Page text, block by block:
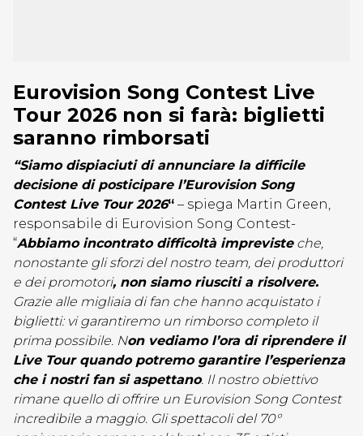
Eurovision Song Contest Live
Tour 2026 non si farà: biglietti
saranno rimborsati
“Siamo dispiaciuti di annunciare la difficile
decisione di posticipare l’Eurovision Song
Contest Live Tour 2026“ – spiega Martin Green,
responsabile di Eurovision Song Contest-
“Abbiamo incontrato difficoltà imprevisteche,
nonostante gli sforzi del nostro team, dei produttori
e dei promotori, non siamo riusciti a risolvere.
Grazie alle migliaia di fan che hanno acquistato i
biglietti: vi garantiremo un rimborso completo il
prima possibile. Non vediamo l’ora di riprendere il
Live Tour quando potremo garantire l’esperienza
che i nostri fan si aspettano. Il nostro obiettivo
rimane quello di offrire un Eurovision Song Contest
incredibile a maggio. Gli spettacoli del 70°